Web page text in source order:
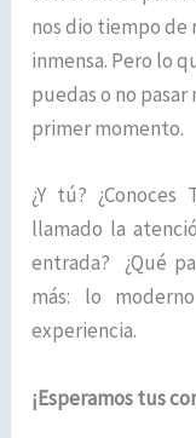
nos dio tiempo de
inmensa. Pero lo
puedas o no
primer momento.
¿Y tú?
llamado la
entrada? ¿Qué
más: lo
experiencia.
¡Esperamos tus